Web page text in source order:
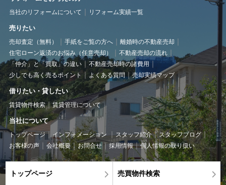
当社のリフォームについて リフォーム実績一覧
売りたい
売却査定（無料） 手紙をご覧の方へ
離婚時の不動産売却
住宅ローン返済のお悩み（任意売却）
不動産売却の流れ
「仲介」と「買取」の違い
不動産売却時の諸費用
少しでも高く売るポイント
よくある質問 売却実績マップ
借りたい・貸したい
賃貸物件検索 賃貸管理について
当社について
トップページ インフォメーション スタッフ紹介
スタッフブログ
お客様の声
会社概要 お問合せ 採用情報 個人情報の取り扱い
トップページ 売買物件検索